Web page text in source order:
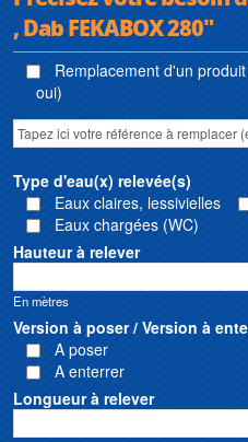
, Dab FEKABOX 280"
Remplacement d'un
oui)
Type d'eau(x) relevée(s)
Eaux claires, lessivielles
Eaux chargées (WC)
Hauteur à relever
En mètres
Version à poser / Version à
A poser
A enterrer
Longueur à relever